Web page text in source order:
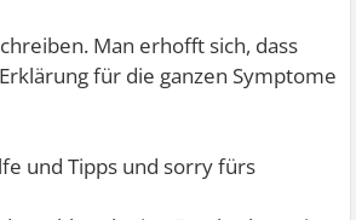
Man erhofft sich, dass
für die ganzen Symptome
und Tipps und sorry fürs